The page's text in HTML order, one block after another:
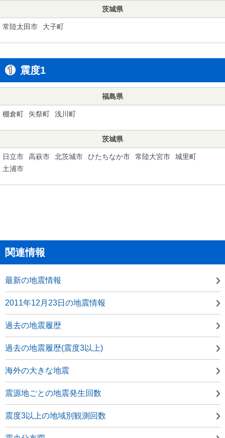
茨城県
常陸太田市 大子町
震度1
福島県
棚倉町 矢祭町 浅川町
茨城県
日立市 高萩市 北茨城市 ひたちなか市 常陸大宮市
城里町
土浦市
関連情報
最新の地震情報
2011年12月23日の地震情報
過去の地震履歴
過去の地震履歴(震度3以上)
海外の大きな地震
震源地ごとの地震発生回数
震度3以上の地域別観測回数